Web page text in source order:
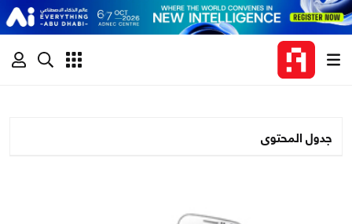
جدول المحتوى